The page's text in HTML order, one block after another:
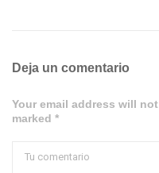
Deja un comentario
Your email address will
marked *